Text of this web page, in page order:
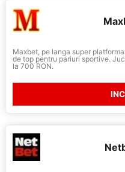
Maxbet, pe langa super
de top pentru pariuri sportive.
la 700 RON.